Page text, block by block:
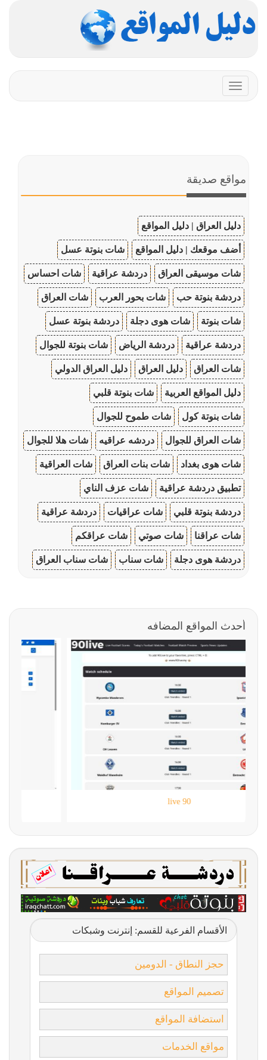
Toggle
navigation
مواقع صديقة
دليل العراق | دليل المواقع
أضف موقعك | دليل المواقع شات بنوتة عسل
شات موسيقى العراق دردشة عراقية شات احساس
دردشة بنوتة حب شات بحور العرب شات العراق
شات بنوتة شات هوى دجلة دردشة بنوتة عسل
دردشة عراقية دردشة الرياض شات بنوتة للجوال
شات العراق دليل العراق دليل العراق الدولي
دليل المواقع العربية شات بنوتة قلبي
شات بنوتة كول شات طموح للجوال
شات العراق للجوال دردشه عراقيه شات هلا للجوال
شات هوى بغداد شات بنات العراق شات العراقية
تطبيق دردشة عراقية شات عزف الناي
دردشة بنوتة قلبي شات عراقيات دردشة عراقية
شات عراقنا شات صوتي شات عراقكم
دردشة هوى دجلة شات سناب شات سناب العراق
أحدث المواقع المضافه
الأقسام الفرعية للقسم: إنترنت وشبكات
حجز النطاق - الدومين
تصميم المواقع
استضافة المواقع
مواقع الخدمات